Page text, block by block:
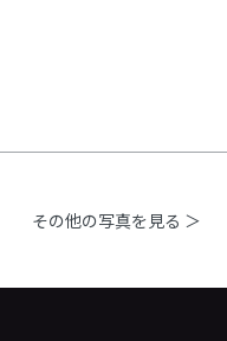
その他の写真を見る ＞